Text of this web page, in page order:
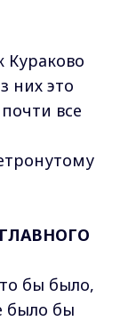
Кураково
них это
все
бы было,
было бы